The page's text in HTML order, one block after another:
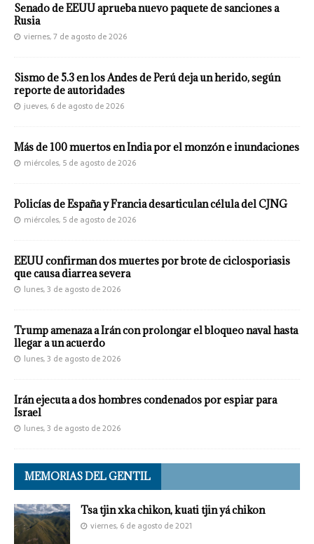
Senado de EEUU aprueba nuevo paquete de sanciones a
Rusia
viernes, 7 de agosto de 2026
Sismo de 5.3 en los Andes de Perú deja un herido, según
reporte de autoridades
jueves, 6 de agosto de 2026
Más de 100 muertos en India por el monzón e inundaciones
miércoles, 5 de agosto de 2026
Policías de España y Francia desarticulan célula del CJNG
miércoles, 5 de agosto de 2026
EEUU confirman dos muertes por brote de ciclosporiasis
que causa diarrea severa
lunes, 3 de agosto de 2026
Trump amenaza a Irán con prolongar el bloqueo naval hasta
llegar a un acuerdo
lunes, 3 de agosto de 2026
Irán ejecuta a dos hombres condenados por espiar para
Israel
lunes, 3 de agosto de 2026
MEMORIAS DEL GENTIL
Tsa tjin xka chikon, kuati tjin yá chikon
viernes, 6 de agosto de 2021